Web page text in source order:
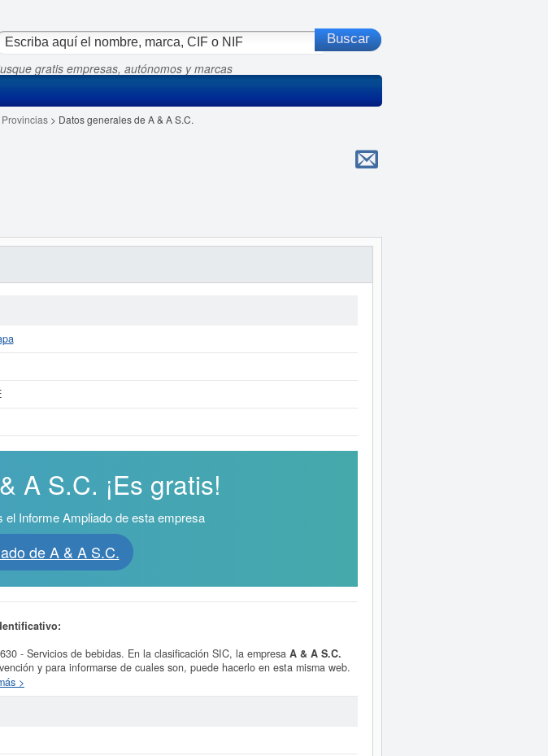
gratis empresas, autónomos y marcas
> Datos generales de A & A S.C.
A S.C. ¡Es gratis!
Informe Ampliado de esta empresa
de A & A S.C.
- Servicios de bebidas. En la clasificación SIC, la empresa A & A S.C.
y para informarse de cuales son, puede hacerlo en esta misma web.
acceder inmediatamente a este Informe ampliado
balances y cuentas de resultados disponibles.
>